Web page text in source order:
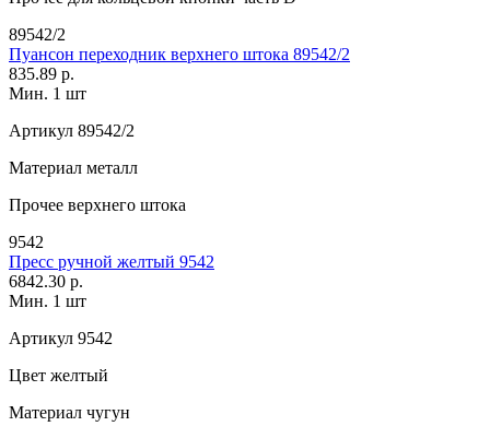
89542/2
Пуансон переходник верхнего штока 89542/2
835.89 р.
Мин. 1 шт
Артикул 89542/2
Материал металл
Прочее верхнего штока
9542
Пресс ручной желтый 9542
6842.30 р.
Мин. 1 шт
Артикул 9542
Цвет желтый
Материал чугун